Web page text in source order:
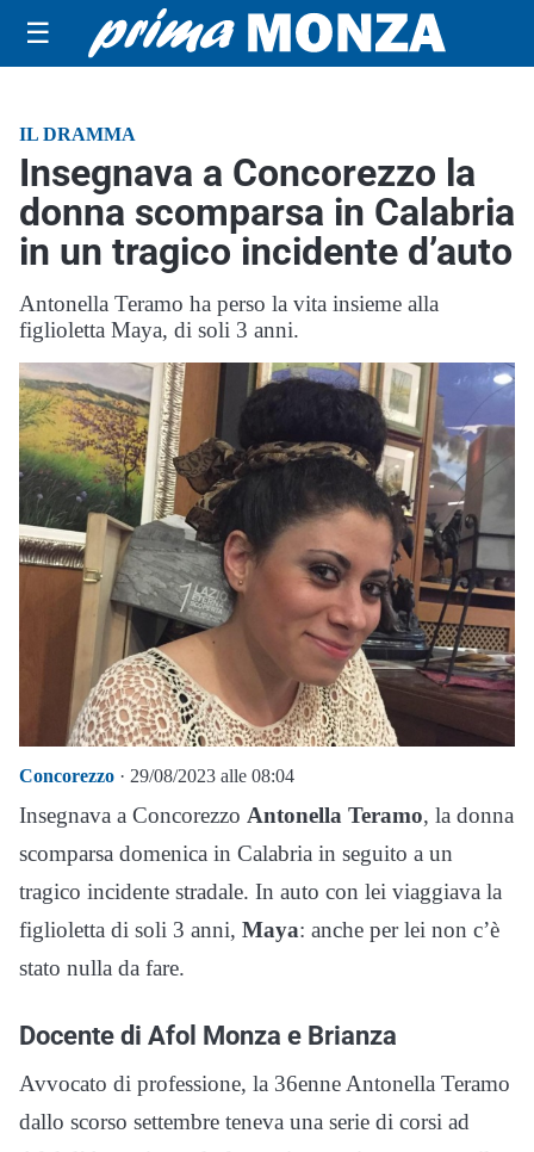
☰
IL DRAMMA
Insegnava a Concorezzo la
donna scomparsa in Calabria
in un tragico incidente d’auto
Antonella Teramo ha perso la vita insieme alla
figlioletta Maya, di soli 3 anni.
Concorezzo · 29/08/2023 alle 08:04
Insegnava a Concorezzo Antonella Teramo, la donna
scomparsa domenica in Calabria in seguito a un
tragico incidente stradale. In auto con lei viaggiava la
figlioletta di soli 3 anni, Maya: anche per lei non c’è
stato nulla da fare.
Docente di Afol Monza e Brianza
Avvocato di professione, la 36enne Antonella Teramo
dallo scorso settembre teneva una serie di corsi ad